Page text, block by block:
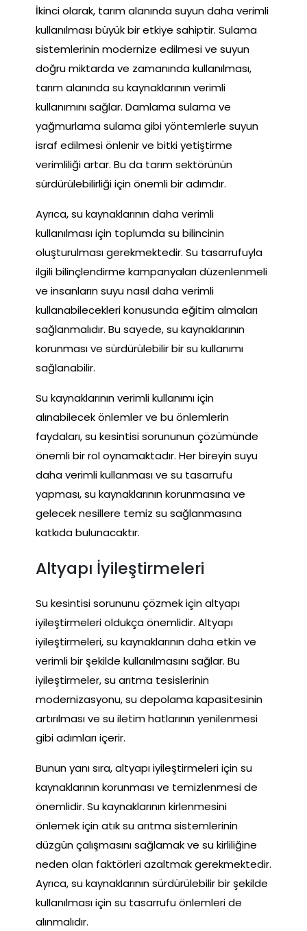
İkinci olarak, tarım alanında suyun daha verimli
kullanılması büyük bir etkiye sahiptir. Sulama
sistemlerinin modernize edilmesi ve suyun
doğru miktarda ve zamanında kullanılması,
tarım alanında su kaynaklarının verimli
kullanımını sağlar. Damlama sulama ve
yağmurlama sulama gibi yöntemlerle suyun
israf edilmesi önlenir ve bitki yetiştirme
verimliliği artar. Bu da tarım sektörünün
sürdürülebilirliği için önemli bir adımdır.
Ayrıca, su kaynaklarının daha verimli
kullanılması için toplumda su bilincinin
oluşturulması gerekmektedir. Su tasarrufuyla
ilgili bilinçlendirme kampanyaları düzenlenmeli
ve insanların suyu nasıl daha verimli
kullanabilecekleri konusunda eğitim almaları
sağlanmalıdır. Bu sayede, su kaynaklarının
korunması ve sürdürülebilir bir su kullanımı
sağlanabilir.
Su kaynaklarının verimli kullanımı için
alınabilecek önlemler ve bu önlemlerin
faydaları, su kesintisi sorununun çözümünde
önemli bir rol oynamaktadır. Her bireyin suyu
daha verimli kullanması ve su tasarrufu
yapması, su kaynaklarının korunmasına ve
gelecek nesillere temiz su sağlanmasına
katkıda bulunacaktır.
Altyapı İyileştirmeleri
Su kesintisi sorununu çözmek için altyapı
iyileştirmeleri oldukça önemlidir. Altyapı
iyileştirmeleri, su kaynaklarının daha etkin ve
verimli bir şekilde kullanılmasını sağlar. Bu
iyileştirmeler, su arıtma tesislerinin
modernizasyonu, su depolama kapasitesinin
artırılması ve su iletim hatlarının yenilenmesi
gibi adımları içerir.
Bunun yanı sıra, altyapı iyileştirmeleri için su
kaynaklarının korunması ve temizlenmesi de
önemlidir. Su kaynaklarının kirlenmesini
önlemek için atık su arıtma sistemlerinin
düzgün çalışmasını sağlamak ve su kirliliğine
neden olan faktörleri azaltmak gerekmektedir.
Ayrıca, su kaynaklarının sürdürülebilir bir şekilde
kullanılması için su tasarrufu önlemleri de
alınmalıdır.